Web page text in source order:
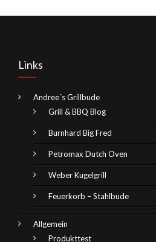
Links
Andree´s Grillbude
Grill & BBQ Blog
Burnhard Big Fred
Petromax Dutch Oven
Weber Kugelgrill
Feuerkorb – Stahlbude
Allgemein
Produkttest